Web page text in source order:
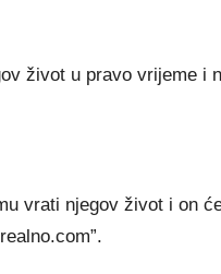
život u pravo vrijeme i
vrati njegov život i on